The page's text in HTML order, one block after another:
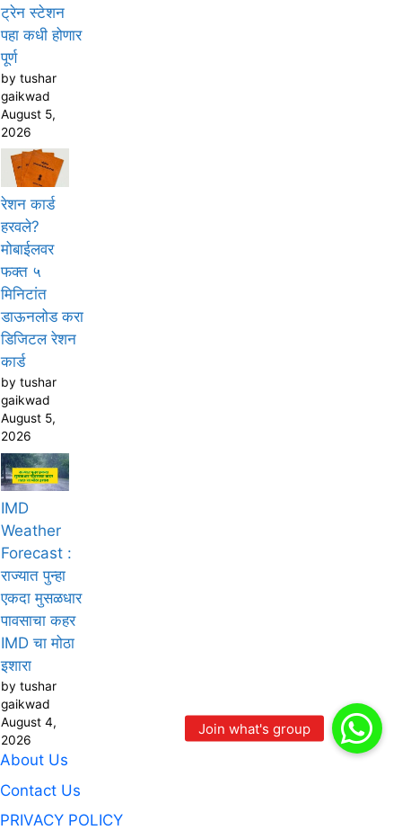
ट्रेन स्टेशन
पहा कधी होणार
पूर्ण
by tushar
gaikwad
August 5,
2026
रेशन कार्ड
हरवले?
मोबाईलवर
फक्त ५
मिनिटांत
डाऊनलोड करा
डिजिटल रेशन
कार्ड
by tushar
gaikwad
August 5,
2026
IMD
Weather
Forecast :
राज्यात पुन्हा
एकदा मुसळधार
पावसाचा कहर
IMD चा मोठा
इशारा
by tushar
gaikwad
August 4,
2026
About Us
Contact Us
PRIVACY POLICY